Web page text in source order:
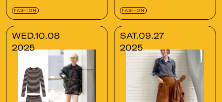
ド」が使える！
FASHION
ム12選【まとめ】
FASHION
WED.10.08
2025
SAT.09.27
2025